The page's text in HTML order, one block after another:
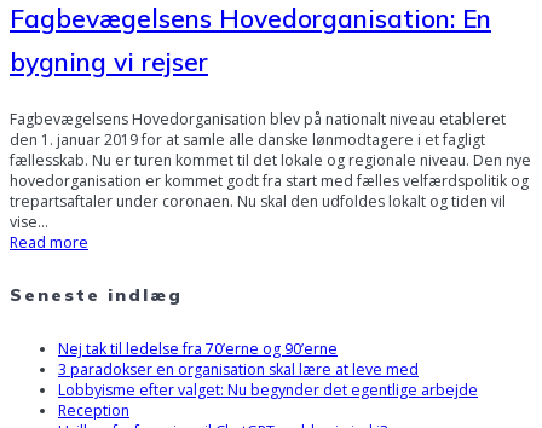
Fagbevægelsens Hovedorganisation: En
bygning vi rejser
Fagbevægelsens Hovedorganisation blev på nationalt niveau etableret
den 1. januar 2019 for at samle alle danske lønmodtagere i et fagligt
fællesskab. Nu er turen kommet til det lokale og regionale niveau. Den nye
hovedorganisation er kommet godt fra start med fælles velfærdspolitik og
trepartsaftaler under coronaen. Nu skal den udfoldes lokalt og tiden vil
vise…
Read more
Seneste indlæg
Nej tak til ledelse fra 70’erne og 90’erne
3 paradokser en organisation skal lære at leve med
Lobbyisme efter valget: Nu begynder det egentlige arbejde
Reception